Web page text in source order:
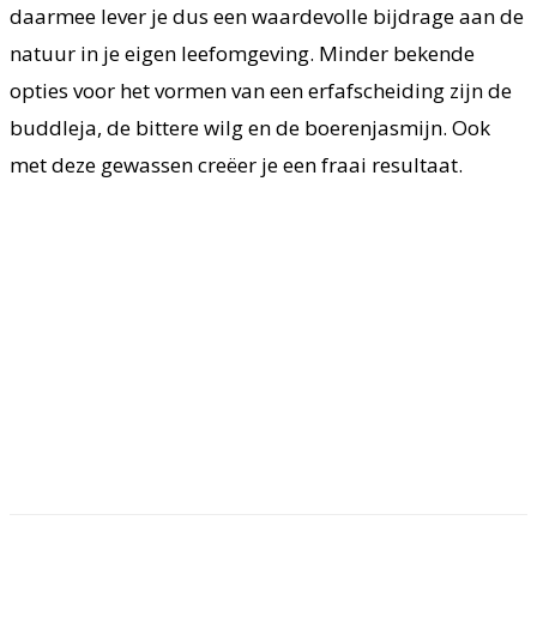
daarmee lever je dus een waardevolle bijdrage aan de
natuur in je eigen leefomgeving. Minder bekende
opties voor het vormen van een erfafscheiding zijn de
buddleja, de bittere wilg en de boerenjasmijn. Ook
met deze gewassen creëer je een fraai resultaat.